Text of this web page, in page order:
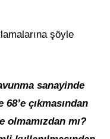
şöyle
sanayinde
çıkmasından
olmamızdan mı?